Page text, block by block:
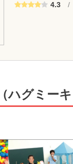
4.3 /
グミーキ